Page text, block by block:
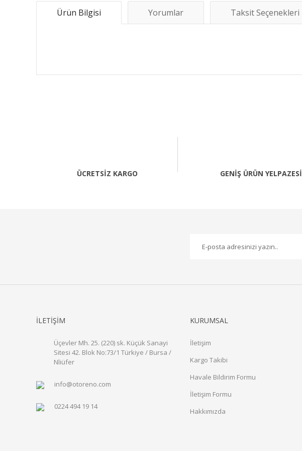
Ürün Bilgisi Yorumlar Taksit Seçenekleri
Ürün bilgilerinde hatalar bulunuyor.
ÜCRETSİZ KARGO GENİŞ ÜRÜN YELPAZESİ
İLETİŞİM
Üçevler Mh. 25. (220) sk. Küçük Sanayi
Sitesi 42. Blok No:73/1 Türkiye / Bursa /
Nliüfer
info@otoreno.com
0224 494 19 14
KURUMSAL
İletişim
Kargo Takibi
Havale Bildirim Formu
İletişim Formu
Hakkımızda